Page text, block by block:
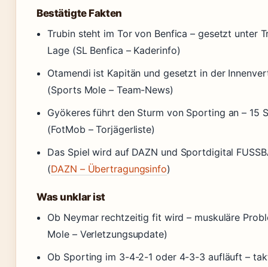
Bestätigte Fakten
Trubin steht im Tor von Benfica – gesetzt unter
Lage (SL Benfica – Kaderinfo)
Otamendi ist Kapitän und gesetzt in der
(Sports Mole – Team-News)
Gyökeres führt den Sturm von Sporting an – 15
(FotMob – Torjägerliste)
Das Spiel wird auf DAZN und Sportdigital
(DAZN – Übertragungsinfo)
Was unklar ist
Ob Neymar rechtzeitig fit wird – muskuläre
Mole – Verletzungsupdate)
Ob Sporting im 3-4-2-1 oder 4-3-3 aufläuft –